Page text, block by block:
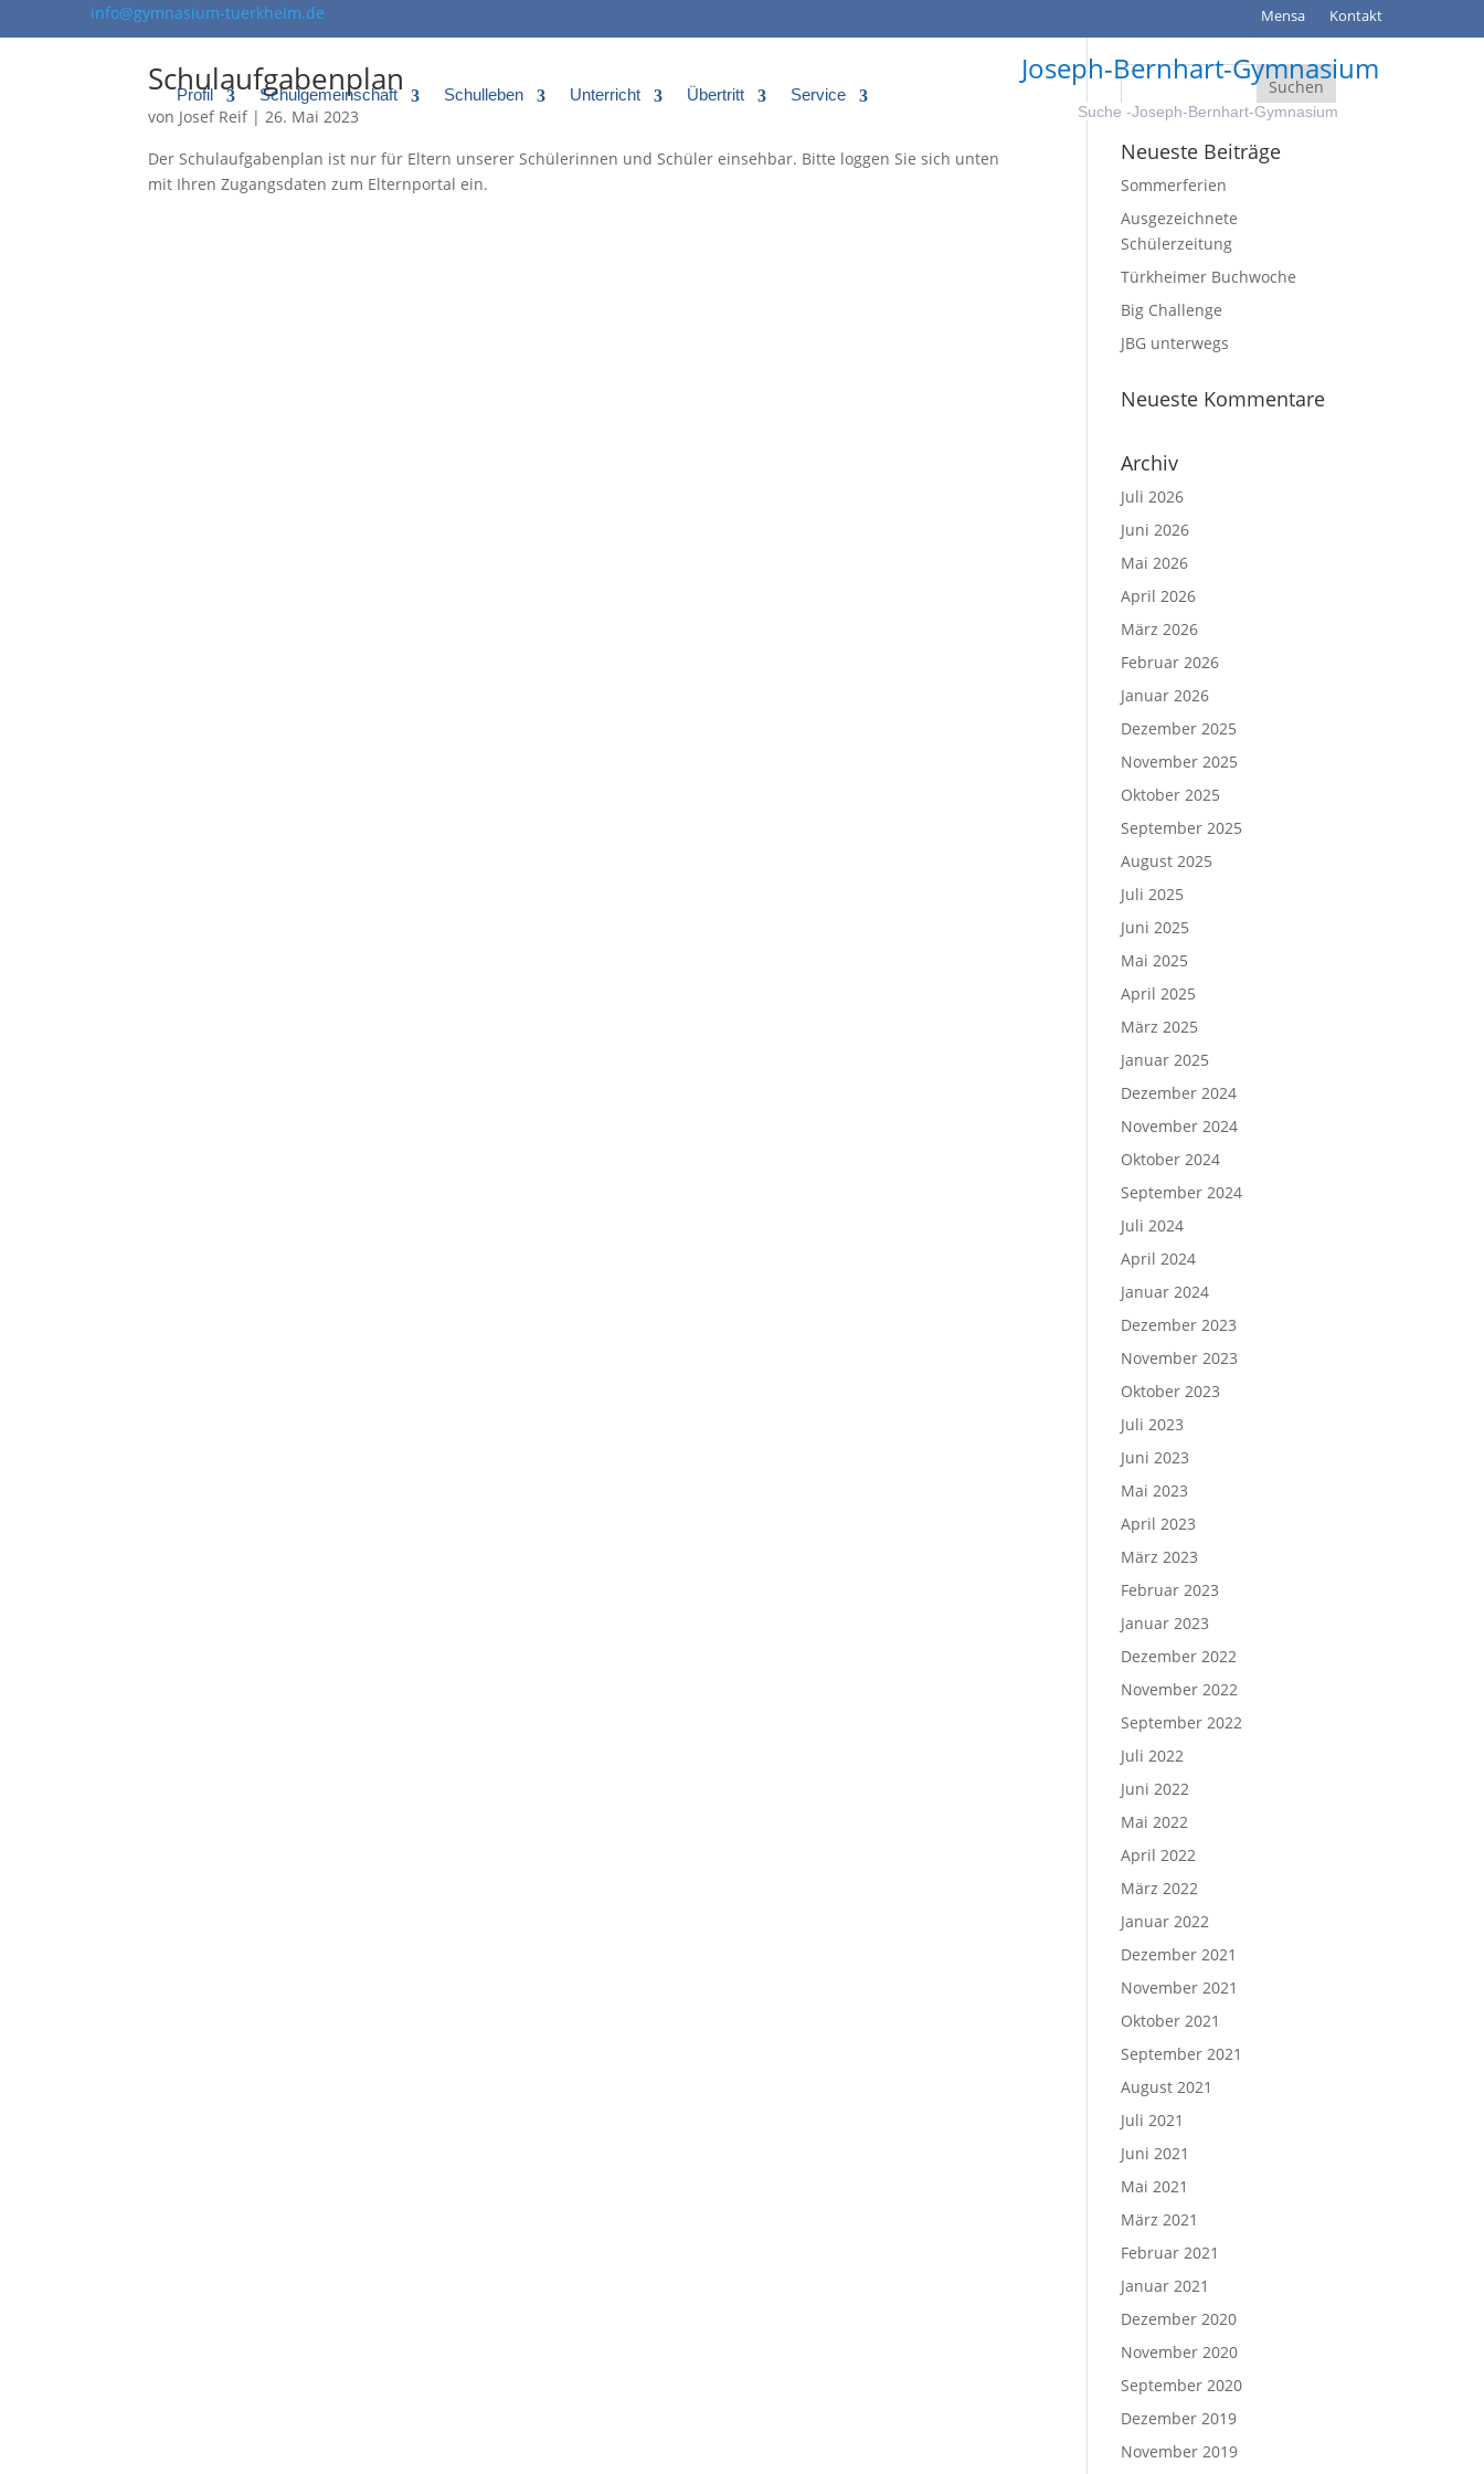
info@gymnasium-tuerkheim.de Mensa Kontakt
Profil Schulgemeinschaft Schulleben Unterricht Übertritt Service
Joseph-Bernhart-Gymnasium
Schulaufgabenplan
von Josef Reif|26. Mai 2023
Der Schulaufgabenplan ist nur für Eltern unserer Schülerinnen und Schüler einsehbar. Bitte loggen Sie sich unten
mit Ihren Zugangsdaten zum Elternportal ein.
Neueste Beiträge
Sommerferien
Ausgezeichnete
Schülerzeitung
Türkheimer Buchwoche
Big Challenge
JBG unterwegs
Neueste Kommentare
Archiv
Juli 2026
Juni 2026
Mai 2026
April 2026
März 2026
Februar 2026
Januar 2026
Dezember 2025
November 2025
Oktober 2025
September 2025
August 2025
Juli 2025
Juni 2025
Mai 2025
April 2025
März 2025
Januar 2025
Dezember 2024
November 2024
Oktober 2024
September 2024
Juli 2024
April 2024
Januar 2024
Dezember 2023
November 2023
Oktober 2023
Juli 2023
Juni 2023
Mai 2023
April 2023
März 2023
Februar 2023
Januar 2023
Dezember 2022
November 2022
September 2022
Juli 2022
Juni 2022
Mai 2022
April 2022
März 2022
Januar 2022
Dezember 2021
November 2021
Oktober 2021
September 2021
August 2021
Juli 2021
Juni 2021
Mai 2021
März 2021
Februar 2021
Januar 2021
Dezember 2020
November 2020
September 2020
Dezember 2019
November 2019